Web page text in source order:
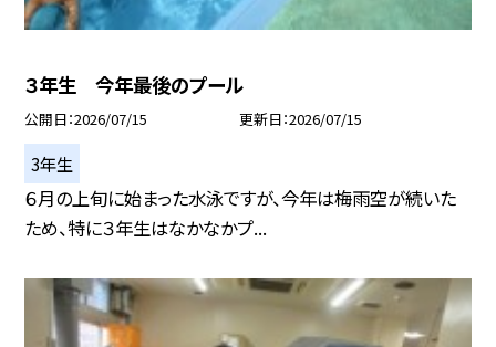
３年生 今年最後のプール
公開日 2026/07/15 更新日 2026/07/15
3年生
６月の上旬に始まった水泳ですが、今年は梅雨空が続いた
ため、特に３年生はなかなかプ...